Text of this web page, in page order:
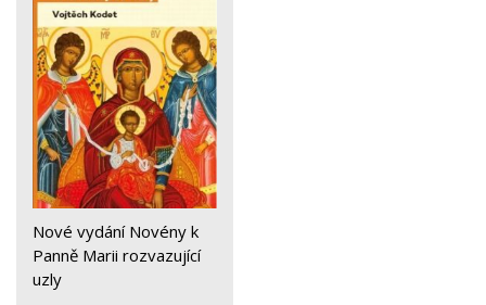
Nové vydání Novény k
Panně Marii rozvazující
uzly